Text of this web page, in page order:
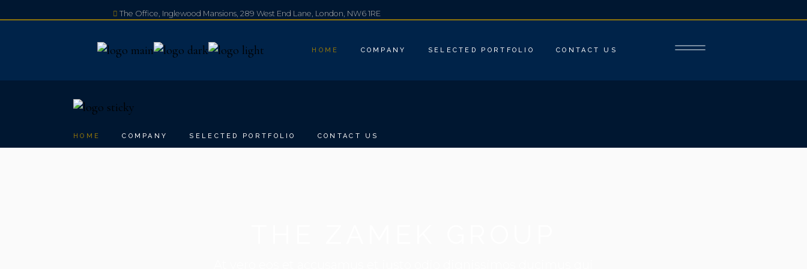
The Office, Inglewood Mansions, 289 West End Lane, London, NW6 1RE
+44 20 3230 0080
HOME COMPANY SELECTED PORTFOLIO CONTACT US
HOME COMPANY SELECTED PORTFOLIO CONTACT US